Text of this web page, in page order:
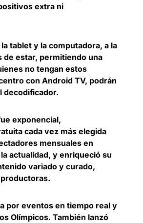
extra ni
tablet y la computadora, a la
de estar, permitiendo una
no tengan estos
con Android TV, podrán
decodificador.
exponencial,
cada vez más elegida
mensuales en
actualidad, y enriqueció su
variado y curado,
por eventos en tiempo real y
Olímpicos. También lanzó